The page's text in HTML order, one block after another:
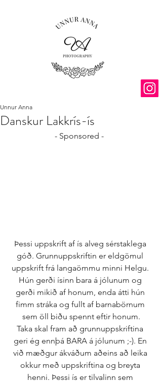
Danskur Lakkrís-ís
Unnur Anna
- Sponsored -
Þessi uppskrift af ís alveg sérstaklega
góð. Grunnuppskriftin er eldgömul
uppskrift frá langaömmu minni Helgu.
Hún gerði ísinn bara á jólunum og
gerði mikið af honum, enda átti hún
fimm stráka og fullt af barnabörnum
sem öll biðu spennt eftir honum.
Taka skal fram að grunnuppskriftina
geri ég ennþá BARA á jólunum ;-). En
við mæðgur ákváðum aðeins að leika
okkur með uppskriftina og breyta
henni. Þessi ís er tilvalinn sem